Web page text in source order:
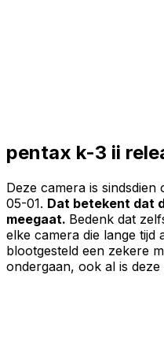
pentax k-3 ii
Deze camera is
05-01. Dat betekent dat
meegaat. Bedenk dat
elke camera die lange tijd
blootgesteld een zekere
ondergaan, ook al is deze